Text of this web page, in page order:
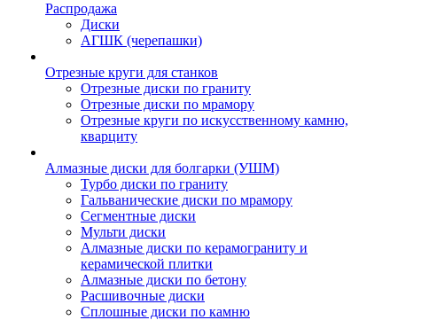
Распродажа
Диски
АГШК (черепашки)
Отрезные круги для станков
Отрезные диски по граниту
Отрезные диски по мрамору
Отрезные круги по искусственному камню,
кварциту
Алмазные диски для болгарки (УШМ)
Турбо диски по граниту
Гальванические диски по мрамору
Сегментные диски
Мульти диски
Алмазные диски по керамограниту и
керамической плитки
Алмазные диски по бетону
Расшивочные диски
Сплошные диски по камню